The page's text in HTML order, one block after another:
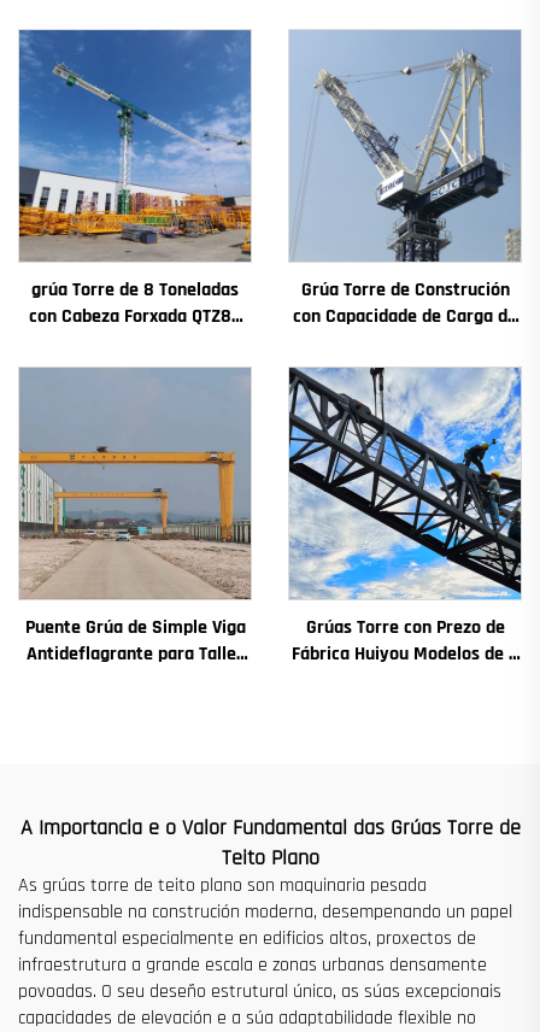
grúa Torre de 8 Toneladas
con Cabeza Forxada QTZ80
Competitivo
Grúa Torre de Construción
con Capacidade de Carga de
Cambios Motor de
Engranaxes Coxinetes
Principais
Puente Grúa de Simple Viga
Antideflagrante para Taller
Grúas Torre con Prezo de
Fábrica Huiyou Modelos de 4
A Importancia e o Valor Fundamental das Grúas Torre de
Teito Plano
As grúas torre de teito plano son maquinaria pesada
indispensable na construción moderna, desempenando un papel
fundamental especialmente en edificios altos, proxectos de
infraestrutura a grande escala e zonas urbanas densamente
povoadas. O seu deseño estrutural único, as súas excepcionais
capacidades de elevación e a súa adaptabilidade flexible no